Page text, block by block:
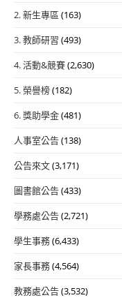
2. 新生專區 (163)
3. 教師研習 (493)
4. 活動&競賽(2,630)
5. 榮譽榜(182)
6. 獎助學金(481)
人事室公告(138)
公告來文(3,171)
圖書館公告(433)
學務處公告(2,721)
學生事務(6,433)
家長事務(4,564)
教務處公告(3,532)